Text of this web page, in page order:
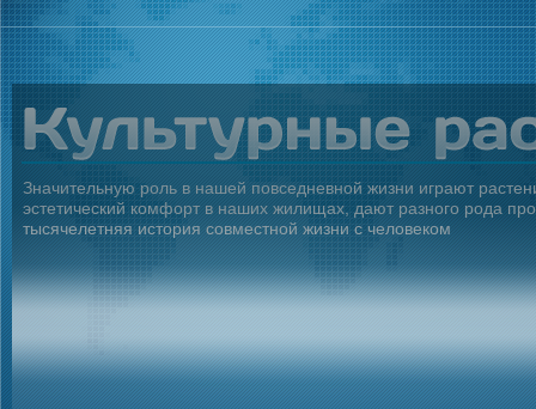
Значительную роль в нашей повседневной жизни играют
эстетический комфорт в наших жилищах, дают разного рода
тысячелетняя история совместной жизни с человеком